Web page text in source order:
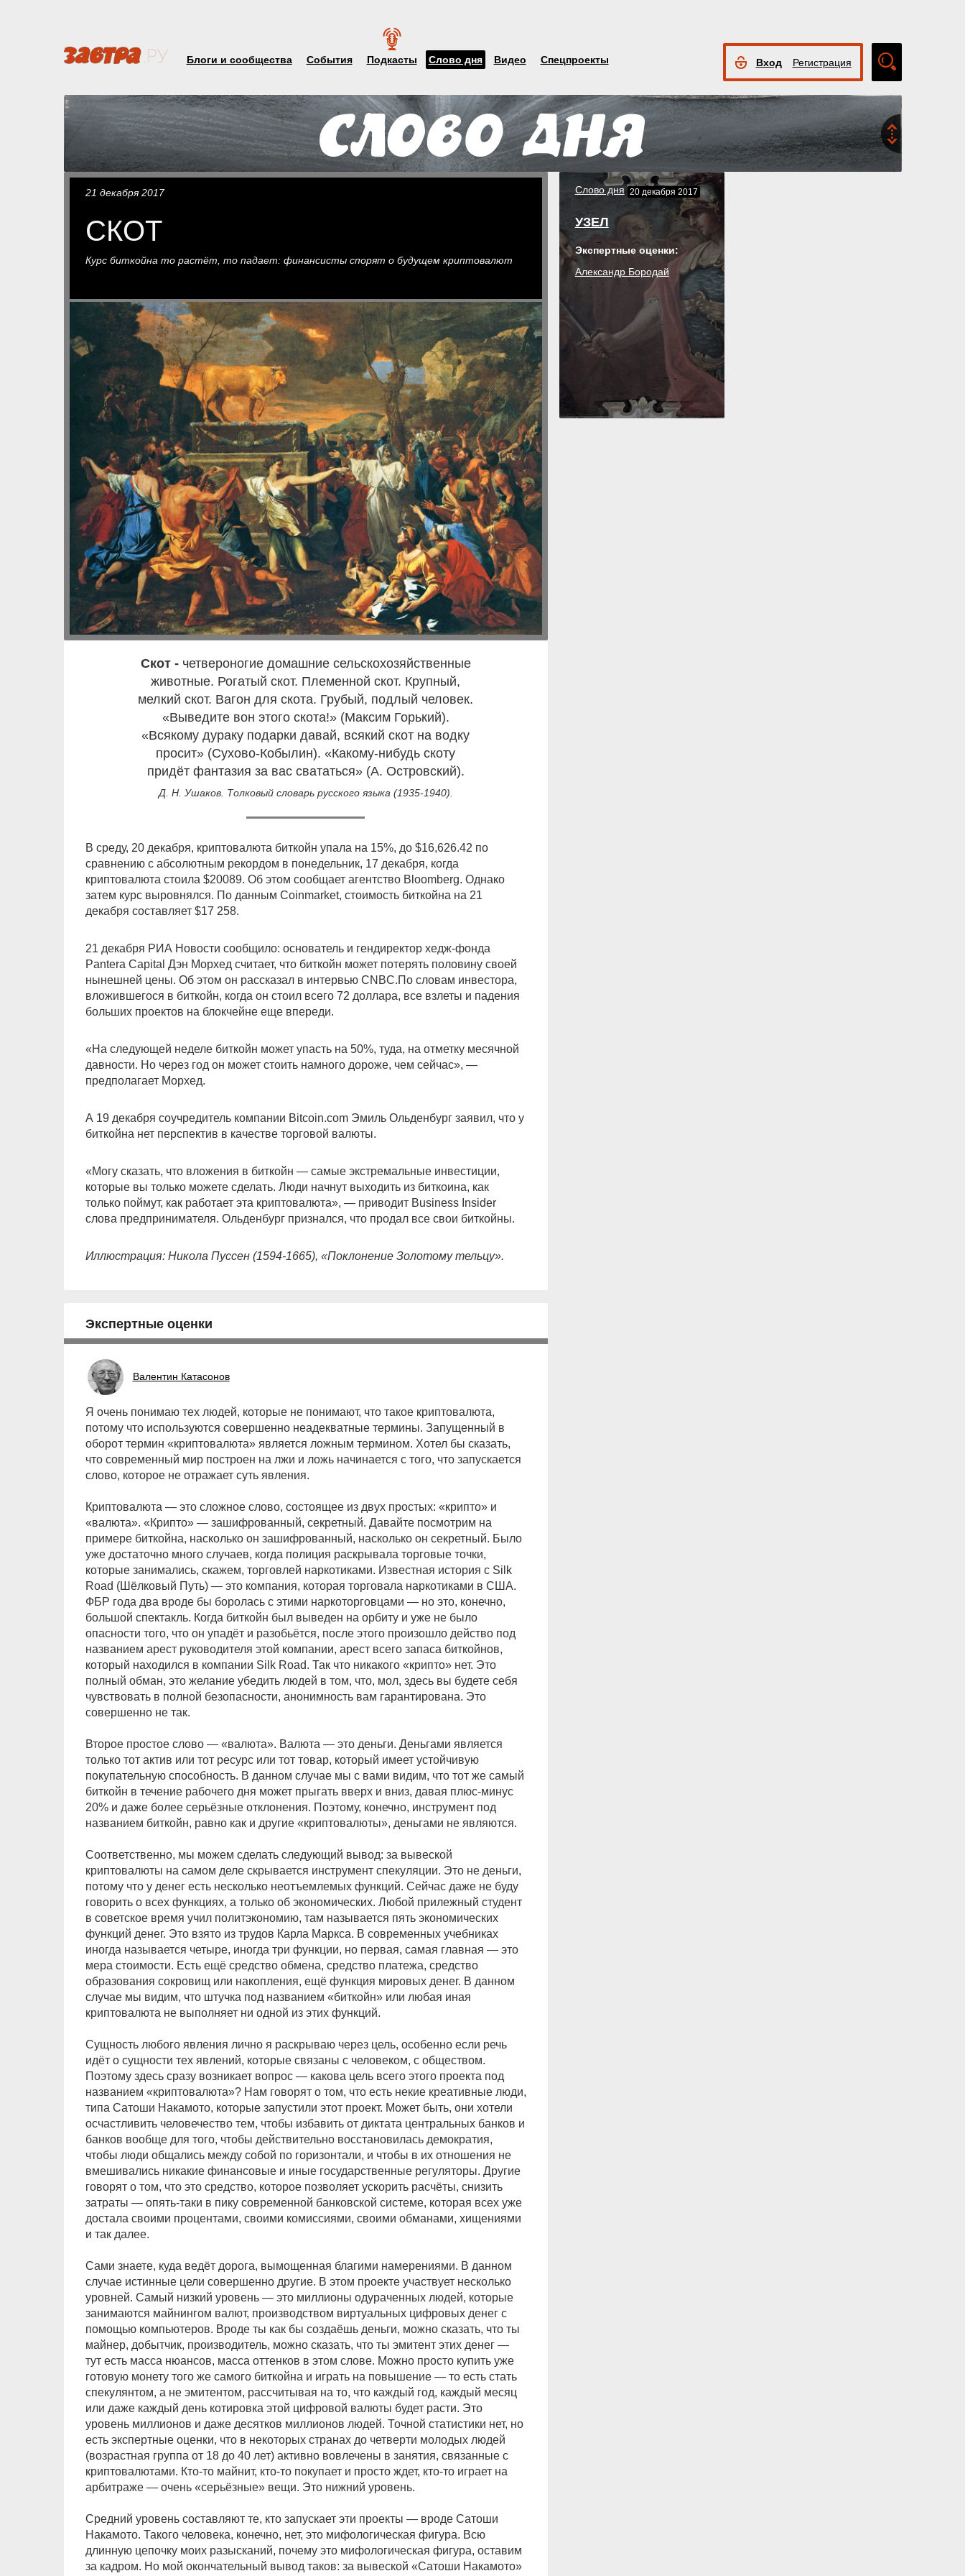
Блоги и сообщества События Подкасты Слово дня Видео Спецпроекты Вход Регистрация
поиск
21 декабря 2017
СКОТ
Курс биткойна то растёт, то падает: финансисты спорят о будущем криптовалют
скот - четвероногие домашние сельскохозяйственные
животные. Рогатый скот. Племенной скот. Крупный,
мелкий скот. Вагон для скота. Грубый, подлый человек.
«Выведите вон этого скота!» (Максим Горький).
«Всякому дураку подарки давай, всякий скот на водку
просит» (Сухово-Кобылин). «Какому-нибудь скоту
придёт фантазия за вас свататься» (А. Островский).
Д. Н. Ушаков. Толковый словарь русского языка (1935-1940).
В среду, 20 декабря, криптовалюта биткойн упала на 15%, до $16,626.42 по
сравнению с абсолютным рекордом в понедельник, 17 декабря, когда
криптовалюта стоила $20089. Об этом сообщает агентство Bloomberg. Однако
затем курс выровнялся. По данным Coinmarket, стоимость биткойна на 21
декабря составляет $17 258.
21 декабря РИА Новости сообщило: основатель и гендиректор хедж-фонда
Pantera Capital Дэн Морхед считает, что биткойн может потерять половину своей
нынешней цены. Об этом он рассказал в интервью CNBC.По словам инвестора,
вложившегося в биткойн, когда он стоил всего 72 доллара, все взлеты и падения
больших проектов на блокчейне еще впереди.
«На следующей неделе биткойн может упасть на 50%, туда, на отметку месячной
давности. Но через год он может стоить намного дороже, чем сейчас», —
предполагает Морхед.
А 19 декабря соучредитель компании Bitcoin.com Эмиль Ольденбург заявил, что у
биткойна нет перспектив в качестве торговой валюты.
«Могу сказать, что вложения в биткойн — самые экстремальные инвестиции,
которые вы только можете сделать. Люди начнут выходить из биткоина, как
только поймут, как работает эта криптовалюта», — приводит Business Insider
слова предпринимателя. Ольденбург признался, что продал все свои биткойны.
Иллюстрация: Никола Пуссен (1594-1665), «Поклонение Золотому тельцу».
Экспертные оценки
Валентин Катасонов
Я очень понимаю тех людей, которые не понимают, что такое криптовалюта,
потому что используются совершенно неадекватные термины. Запущенный в
оборот термин «криптовалюта» является ложным термином. Хотел бы сказать,
что современный мир построен на лжи и ложь начинается с того, что запускается
слово, которое не отражает суть явления.
Криптовалюта — это сложное слово, состоящее из двух простых: «крипто» и
«валюта». «Крипто» — зашифрованный, секретный. Давайте посмотрим на
примере биткойна, насколько он зашифрованный, насколько он секретный. Было
уже достаточно много случаев, когда полиция раскрывала торговые точки,
которые занимались, скажем, торговлей наркотиками. Известная история с Silk
Road (Шёлковый Путь) — это компания, которая торговала наркотиками в США.
ФБР года два вроде бы боролась с этими наркоторговцами — но это, конечно,
большой спектакль. Когда биткойн был выведен на орбиту и уже не было
опасности того, что он упадёт и разобьётся, после этого произошло действо под
названием арест руководителя этой компании, арест всего запаса биткойнов,
который находился в компании Silk Road. Так что никакого «крипто» нет. Это
полный обман, это желание убедить людей в том, что, мол, здесь вы будете себя
чувствовать в полной безопасности, анонимность вам гарантирована. Это
совершенно не так.
Второе простое слово — «валюта». Валюта — это деньги. Деньгами является
только тот актив или тот ресурс или тот товар, который имеет устойчивую
покупательную способность. В данном случае мы с вами видим, что тот же самый
биткойн в течение рабочего дня может прыгать вверх и вниз, давая плюс-минус
20% и даже более серьёзные отклонения. Поэтому, конечно, инструмент под
названием биткойн, равно как и другие «криптовалюты», деньгами не являются.
Соответственно, мы можем сделать следующий вывод: за вывеской
криптовалюты на самом деле скрывается инструмент спекуляции. Это не деньги,
потому что у денег есть несколько неотъемлемых функций. Сейчас даже не буду
говорить о всех функциях, а только об экономических. Любой прилежный студент
в советское время учил политэкономию, там называется пять экономических
функций денег. Это взято из трудов Карла Маркса. В современных учебниках
иногда называется четыре, иногда три функции, но первая, самая главная — это
мера стоимости. Есть ещё средство обмена, средство платежа, средство
образования сокровищ или накопления, ещё функция мировых денег. В данном
случае мы видим, что штучка под названием «биткойн» или любая иная
криптовалюта не выполняет ни одной из этих функций.
Сущность любого явления лично я раскрываю через цель, особенно если речь
идёт о сущности тех явлений, которые связаны с человеком, с обществом.
Поэтому здесь сразу возникает вопрос — какова цель всего этого проекта под
названием «криптовалюта»? Нам говорят о том, что есть некие креативные люди,
типа Сатоши Накамото, которые запустили этот проект. Может быть, они хотели
осчастливить человечество тем, чтобы избавить от диктата центральных банков и
банков вообще для того, чтобы действительно восстановилась демократия,
чтобы люди общались между собой по горизонтали, и чтобы в их отношения не
вмешивались никакие финансовые и иные государственные регуляторы. Другие
говорят о том, что это средство, которое позволяет ускорить расчёты, снизить
затраты — опять-таки в пику современной банковской системе, которая всех уже
достала своими процентами, своими комиссиями, своими обманами, хищениями
и так далее.
Сами знаете, куда ведёт дорога, вымощенная благими намерениями. В данном
случае истинные цели совершенно другие. В этом проекте участвует несколько
уровней. Самый низкий уровень — это миллионы одураченных людей, которые
занимаются майнингом валют, производством виртуальных цифровых денег с
помощью компьютеров. Вроде ты как бы создаёшь деньги, можно сказать, что ты
майнер, добытчик, производитель, можно сказать, что ты эмитент этих денег —
тут есть масса нюансов, масса оттенков в этом слове. Можно просто купить уже
готовую монету того же самого биткойна и играть на повышение — то есть стать
спекулянтом, а не эмитентом, рассчитывая на то, что каждый год, каждый месяц
или даже каждый день котировка этой цифровой валюты будет расти. Это
уровень миллионов и даже десятков миллионов людей. Точной статистики нет, но
есть экспертные оценки, что в некоторых странах до четверти молодых людей
(возрастная группа от 18 до 40 лет) активно вовлечены в занятия, связанные с
криптовалютами. Кто-то майнит, кто-то покупает и просто ждет, кто-то играет на
арбитраже — очень «серьёзные» вещи. Это нижний уровень.
Средний уровень составляют те, кто запускает эти проекты — вроде Сатоши
Накамото. Такого человека, конечно, нет, это мифологическая фигура. Всю
длинную цепочку моих разысканий, почему это мифологическая фигура, оставим
за кадром. Но мой окончательный вывод таков: за вывеской «Сатоши Накамото»
Слово дня 20 декабря 2017
УЗЕЛ
Экспертные оценки:
Александр Бородай